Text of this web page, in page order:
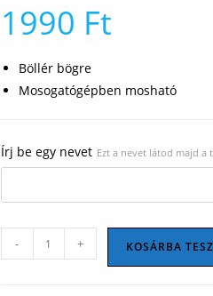
1990 Ft
Böllér bögre
Mosogatógépben mosható
Írj be egy nevet Ezt a nevet látod majd a
bögre
- + KOSÁRBA